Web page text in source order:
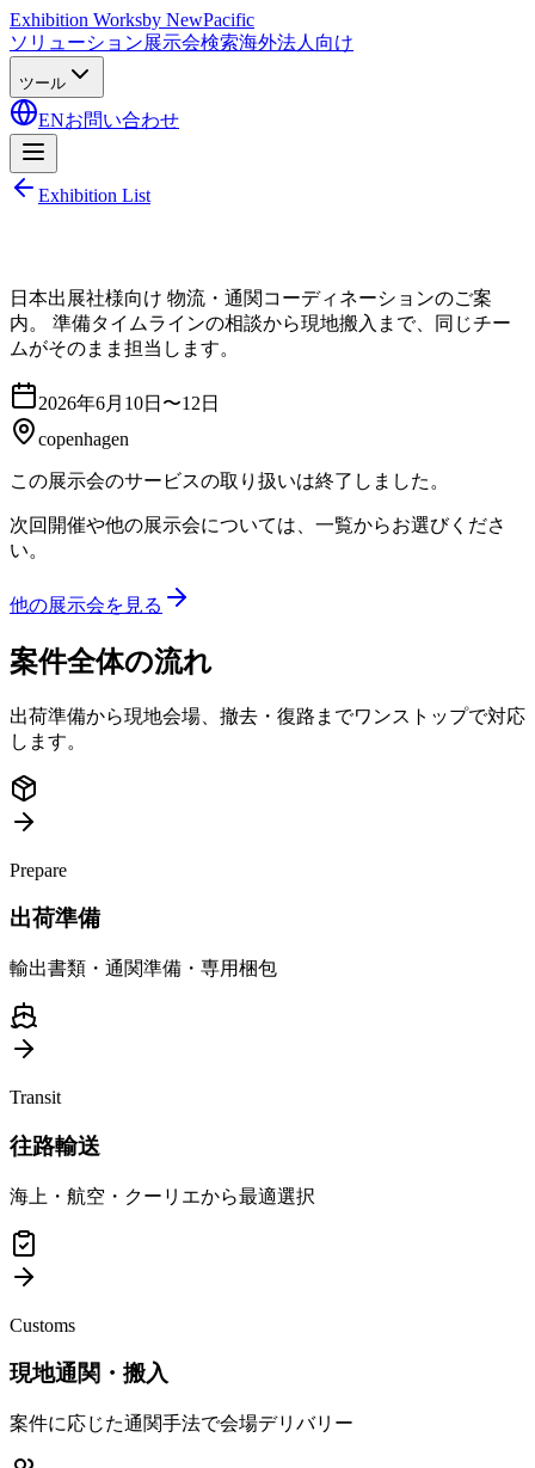
Exhibition Worksby NewPacific
ソリューション展示会検索海外法人向け
ツール
ENお問い合わせ
Exhibition List
日本出展社様向け 物流・通関コーディネーションのご案
内。 準備タイムラインの相談から現地搬入まで、同じチー
ムがそのまま担当します。
2026年6月10日〜12日
copenhagen
この展示会のサービスの取り扱いは終了しました。
次回開催や他の展示会については、一覧からお選びくださ
い。
他の展示会を見る
案件全体の流れ
出荷準備から現地会場、撤去・復路までワンストップで対応
します。
Prepare
出荷準備
輸出書類・通関準備・専用梱包
Transit
往路輸送
海上・航空・クーリエから最適選択
Customs
現地通関・搬入
案件に応じた通関手法で会場デリバリー